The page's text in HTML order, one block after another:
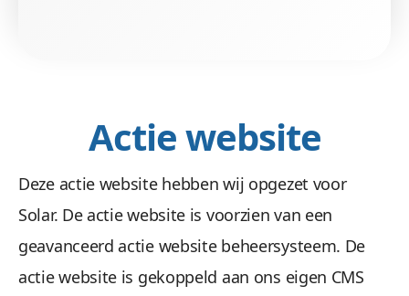
Actie website
Deze actie website hebben wij opgezet voor
Solar. De actie website is voorzien van een
geavanceerd actie website beheersysteem. De
actie website is gekoppeld aan ons eigen CMS